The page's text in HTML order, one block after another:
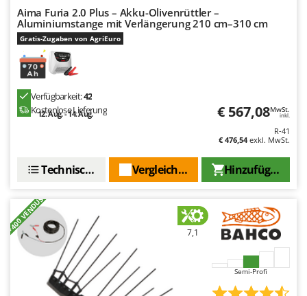
Aima Furia 2.0 Plus – Akku-Olivenrüttler –
Aluminiumstange mit Verlängerung 210 cm–310 cm
Gratis-Zugaben von AgriEuro
Verfügbarkeit:42
Kostenlose Lieferung
12. Aug. - 14. Aug. € 567,08MwSt.
inkl.
R-41
€ 476,54exkl. MwSt.
Hinzufügen
Vergleichen Sie
Technische Daten
+400 VENDUS 7,1
Semi-Profi